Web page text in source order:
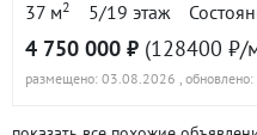
37 м2 5/19 этаж
4 750 000 ₽ (128400 ₽/
размещено: 03.08.2026 ,